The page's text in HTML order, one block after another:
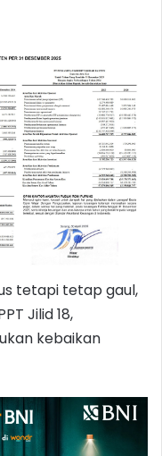
tetapi tetap gaul,
Jilid 18,
kebaikan